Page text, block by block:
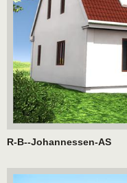
R-B--Johannessen-AS